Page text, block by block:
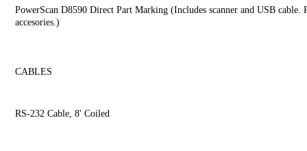
PowerScan D8590 Direct Part Marking (Includes scanner and USB cable.
accesories.)
CABLES
RS-232 Cable, 8' Coiled